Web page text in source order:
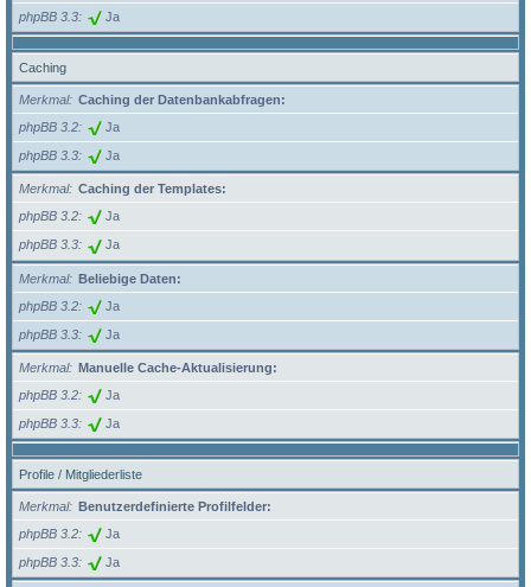
phpBB 3.3 Ja
Caching
Merkmal
Caching der Datenbankabfragen:
phpBB 3.2
Ja
phpBB 3.3 Ja
Merkmal
Caching der Templates:
phpBB 3.2
Ja
phpBB 3.3 Ja
Merkmal
Beliebige Daten:
phpBB 3.2
Ja
phpBB 3.3 Ja
Merkmal
Manuelle Cache-Aktualisierung:
phpBB 3.2
Ja
phpBB 3.3 Ja
Profile / Mitgliederliste
Merkmal
Benutzerdefinierte Profilfelder:
phpBB 3.2
Ja
phpBB 3.3 Ja